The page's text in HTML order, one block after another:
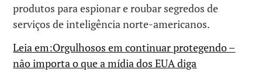
produtos para espionar e roubar segredos de
serviços de inteligência norte-americanos.
Leia em:Orgulhosos em continuar protegendo –
não importa o que a mídia dos EUA diga